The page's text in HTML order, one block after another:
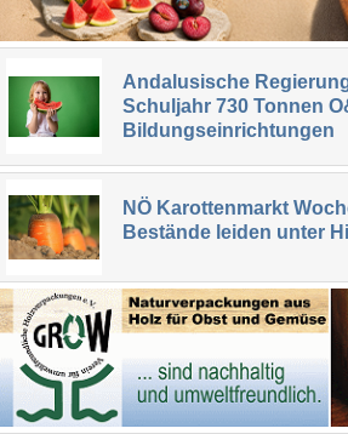
Andalusische
Schuljahr 730 Tonnen
Bildungseinrichtungen
NÖ Karottenmarkt
Bestände leiden unter